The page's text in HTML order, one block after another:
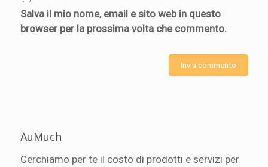
Salva il mio nome, email e sito web in questo
browser per la prossima volta che commento.
AuMuch
Cerchiamo per te il costo di prodotti e servizi per